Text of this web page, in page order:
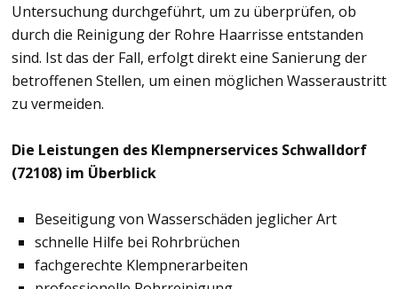
Untersuchung durchgeführt, um zu überprüfen, ob
durch die Reinigung der Rohre Haarrisse entstanden
sind. Ist das der Fall, erfolgt direkt eine Sanierung der
betroffenen Stellen, um einen möglichen Wasseraustritt
zu vermeiden.
Die Leistungen des Klempnerservices Schwalldorf
(72108) im Überblick
Beseitigung von Wasserschäden jeglicher Art
schnelle Hilfe bei Rohrbrüchen
fachgerechte Klempnerarbeiten